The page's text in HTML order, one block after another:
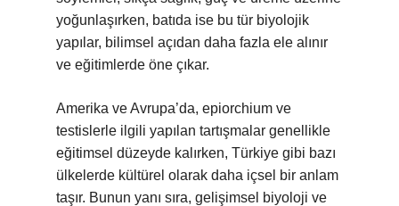
yoğunlaşırken, batıda ise bu tür biyolojik
yapılar, bilimsel açıdan daha fazla ele alınır
ve eğitimlerde öne çıkar.
Amerika ve Avrupa’da, epiorchium ve
testislerle ilgili yapılan tartışmalar genellikle
eğitimsel düzeyde kalırken, Türkiye gibi bazı
ülkelerde kültürel olarak daha içsel bir anlam
taşır. Bunun yanı sıra, gelişimsel biyoloji ve